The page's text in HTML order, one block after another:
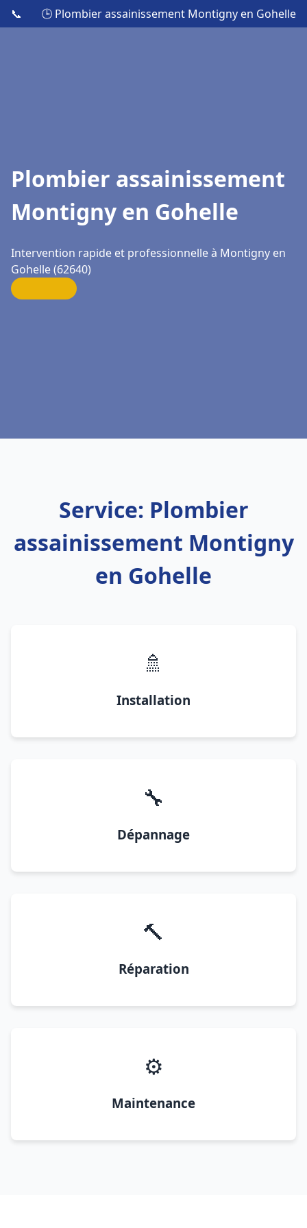
📞 🕒 Plombier assainissement Montigny en Gohelle
Plombier assainissement
Montigny en Gohelle
Intervention rapide et professionnelle à Montigny en
Gohelle (62640)
Service: Plombier
assainissement Montigny
en Gohelle
🚿
Installation
🔧
Dépannage
🔨
Réparation
⚙️
Maintenance